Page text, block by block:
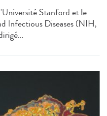
Stanford et le
Infectious Diseases (NIH,